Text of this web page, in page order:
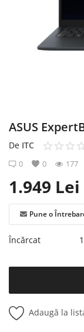
Autentificare
ASUS
De ITC
0 0 177
1.949 Lei
Pune o
Încărcat
Adaugă la